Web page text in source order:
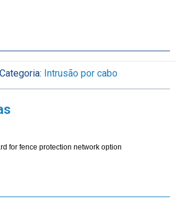
Categoria: Intrusão por cabo
for fence protection network option